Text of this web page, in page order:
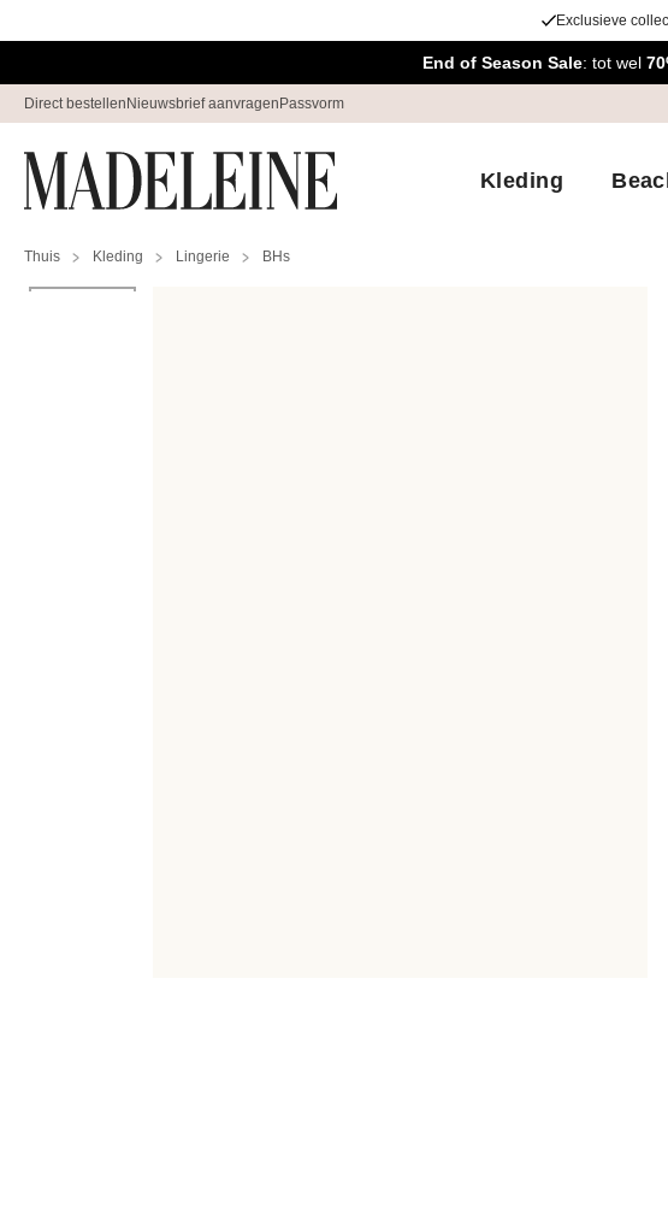
Exclusieve
End of Season Sale: tot wel
Direct bestellen Nieuwsbrief aanvragen Passvorm
Kleding
Thuis Kleding Lingerie BHs